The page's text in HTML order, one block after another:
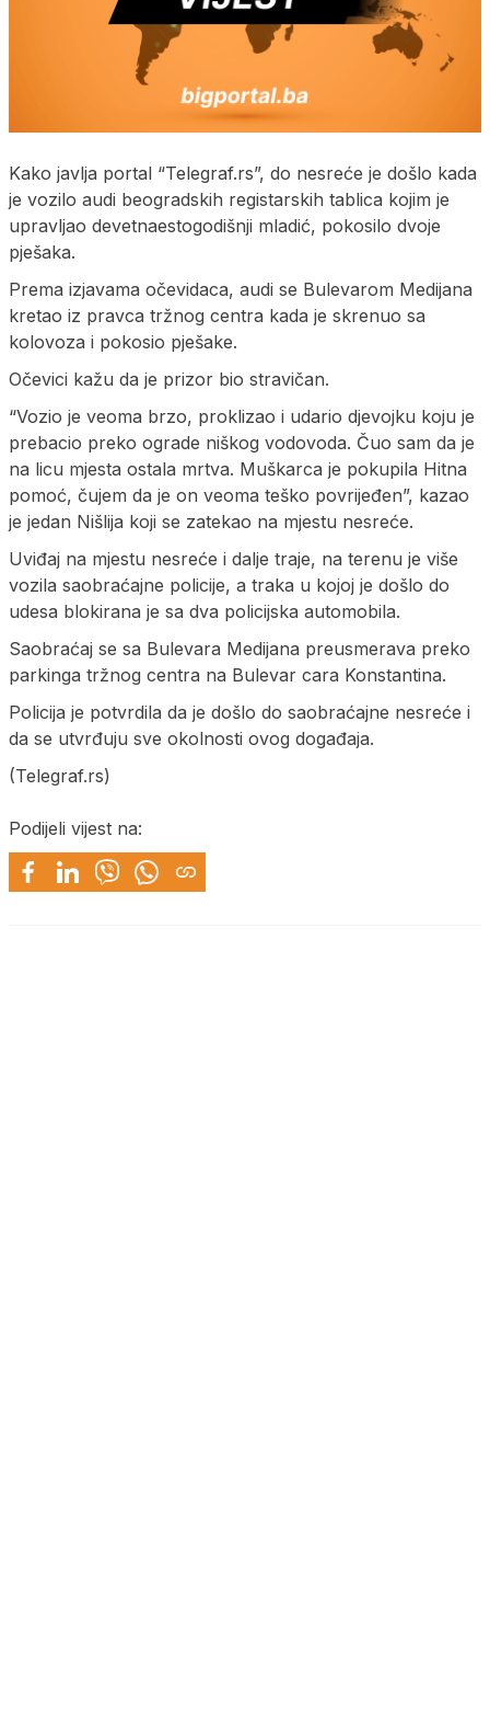
Kako javlja portal “Telegraf.rs”, do nesreće je došlo kada
je vozilo audi beogradskih registarskih tablica kojim je
upravljao devetnaestogodišnji mladić, pokosilo dvoje
pješaka.
Prema izjavama očevidaca, audi se Bulevarom Medijana
kretao iz pravca tržnog centra kada je skrenuo sa
kolovoza i pokosio pješake.
Očevici kažu da je prizor bio stravičan.
“Vozio je veoma brzo, proklizao i udario djevojku koju je
prebacio preko ograde niškog vodovoda. Čuo sam da je
na licu mjesta ostala mrtva. Muškarca je pokupila Hitna
pomoć, čujem da je on veoma teško povrijeđen”, kazao
je jedan Nišlija koji se zatekao na mjestu nesreće.
Uviđaj na mjestu nesreće i dalje traje, na terenu je više
vozila saobraćajne policije, a traka u kojoj je došlo do
udesa blokirana je sa dva policijska automobila.
Saobraćaj se sa Bulevara Medijana preusmerava preko
parkinga tržnog centra na Bulevar cara Konstantina.
Policija je potvrdila da je došlo do saobraćajne nesreće i
da se utvrđuju sve okolnosti ovog događaja.
(Telegraf.rs)
Podijeli vijest na: